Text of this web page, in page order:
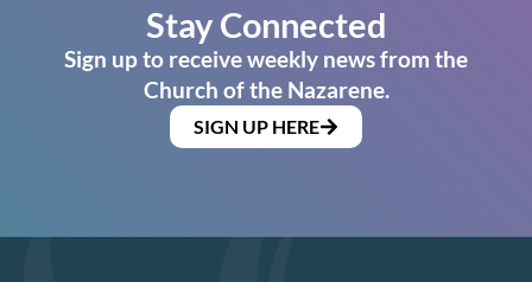
Stay Connected
Sign up to receive weekly news from the
Church of the Nazarene.
SIGN UP HERE